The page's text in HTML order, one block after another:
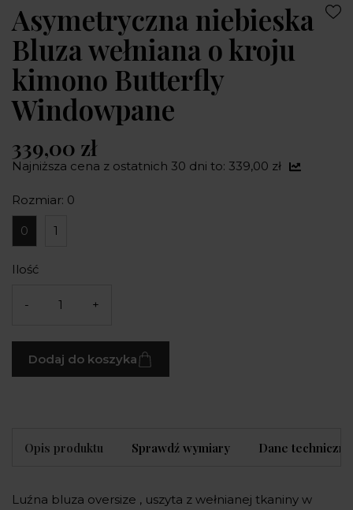
Asymetryczna niebieska
Bluza wełniana o kroju
kimono Butterfly
Windowpane
339,00 zł
Najniższa cena z ostatnich 30 dni to: 339,00 zł
Rozmiar: 0
0 1
Ilość
- +
Dodaj do koszyka
Opis produktu Sprawdź wymiary Dane techniczne
Luźna bluza oversize , uszyta z wełnianej tkaniny w